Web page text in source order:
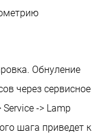
Обнуление
через сервисное
-> Lamp
шага приведет к